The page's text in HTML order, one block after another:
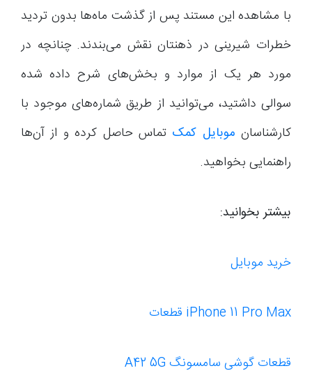
با مشاهده این مستند پس از گذشت ماه‌ها بدون تردید
خطرات شیرینی در ذهنتان نقش می‌بندند. چنانچه در
مورد هر یک از موارد و بخش‌های شرح داده شده
سوالی داشتید، می‌توانید از طریق شماره‌های موجود با
کارشناسان موبایل کمک تماس حاصل کرده و از آن‌ها
راهنمایی بخواهید.
بیشتر بخوانید:
خرید موبایل
iPhone 11 Pro Max قطعات
قطعات گوشی سامسونگ A42 5G